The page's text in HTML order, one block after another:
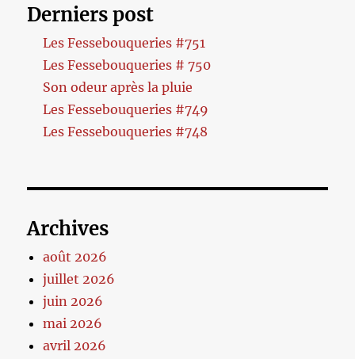
Derniers post
Les Fessebouqueries #751
Les Fessebouqueries # 750
Son odeur après la pluie
Les Fessebouqueries #749
Les Fessebouqueries #748
Archives
août 2026
juillet 2026
juin 2026
mai 2026
avril 2026